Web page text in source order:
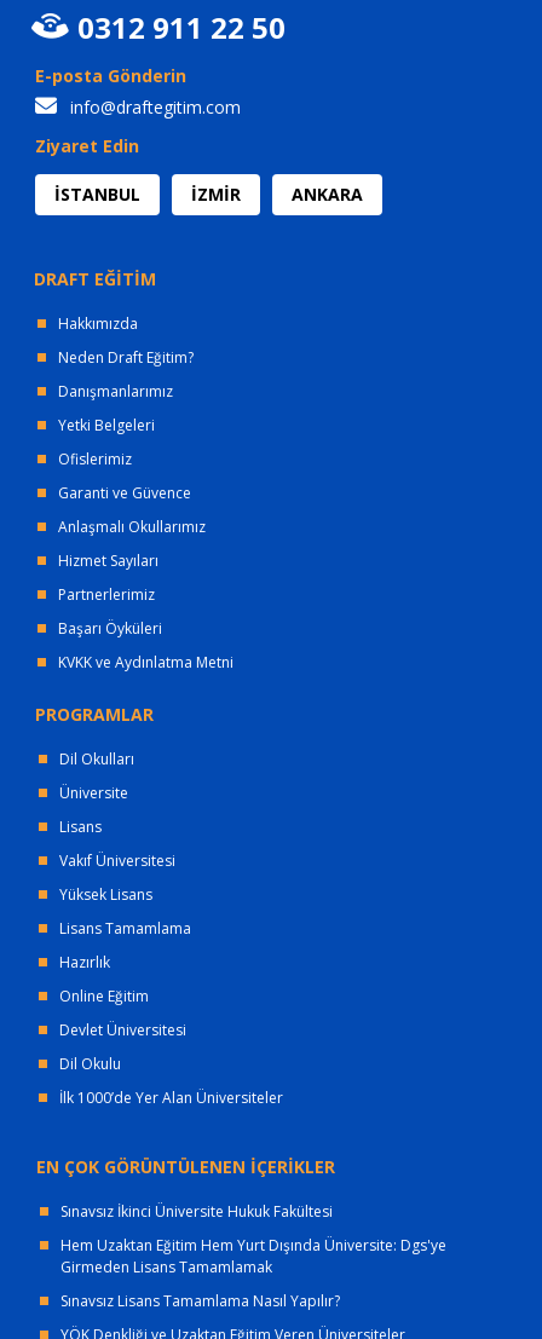
0312 911 22 50
E-posta Gönderin
info@draftegitim.com
Ziyaret Edin
İSTANBUL İZMİR ANKARA
DRAFT EĞİTİM
Hakkımızda
Neden Draft Eğitim?
Danışmanlarımız
Yetki Belgeleri
Ofislerimiz
Garanti ve Güvence
Anlaşmalı Okullarımız
Hizmet Sayıları
Partnerlerimiz
Başarı Öyküleri
KVKK ve Aydınlatma Metni
PROGRAMLAR
Dil Okulları
Üniversite
Lisans
Vakıf Üniversitesi
Yüksek Lisans
Lisans Tamamlama
Hazırlık
Online Eğitim
Devlet Üniversitesi
Dil Okulu
İlk 1000’de Yer Alan Üniversiteler
EN ÇOK GÖRÜNTÜLENEN İÇERİKLER
Sınavsız İkinci Üniversite Hukuk Fakültesi
Hem Uzaktan Eğitim Hem Yurt Dışında Üniversite: Dgs'ye
Girmeden Lisans Tamamlamak
Sınavsız Lisans Tamamlama Nasıl Yapılır?
YÖK Denkliği ve Uzaktan Eğitim Veren Üniversiteler